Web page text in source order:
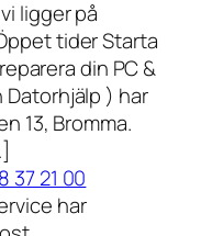
ligger på
tider Starta
din PC &
Datorhjälp ) har
13, Bromma.
37 21 00
har